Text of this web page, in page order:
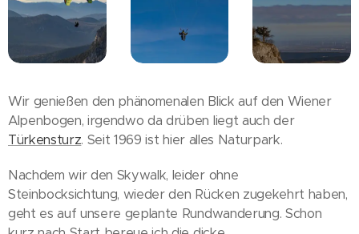
Wir genießen den phänomenalen Blick auf den Wiener
Alpenbogen, irgendwo da drüben liegt auch der
Türkensturz. Seit 1969 ist hier alles Naturpark.
Nachdem wir den Skywalk, leider ohne
Steinbocksichtung, wieder den Rücken zugekehrt haben,
geht es auf unsere geplante Rundwanderung. Schon